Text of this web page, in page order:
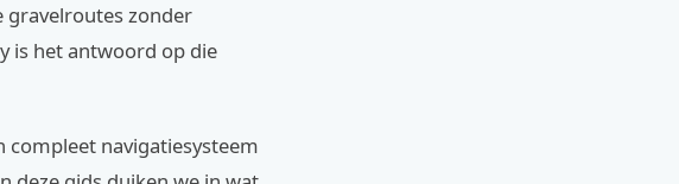
gravelroutes zonder
is het antwoord op die
compleet navigatiesysteem